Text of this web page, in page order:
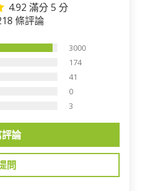
4.92 滿分 5 分
條評論
3000
174
41
0
3
論
問